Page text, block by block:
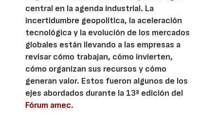
central en la agenda industrial. La
incertidumbre geopolítica, la aceleración
tecnológica y la evolución de los mercados
globales están llevando a las empresas a
revisar cómo trabajan, cómo invierten,
cómo organizan sus recursos y cómo
generan valor. Estos fueron algunos de los
ejes abordados durante la 13ª edición del
Fórum amec.